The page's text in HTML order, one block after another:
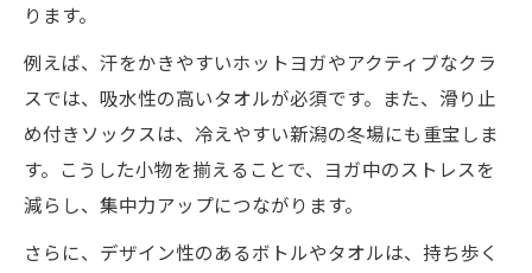
ります。
例えば、汗をかきやすいホットヨガやアクティブなクラ
スでは、吸水性の高いタオルが必須です。また、滑り止
め付きソックスは、冷えやすい新潟の冬場にも重宝しま
す。こうした小物を揃えることで、ヨガ中のストレスを
減らし、集中力アップにつながります。
さらに、デザイン性のあるボトルやタオルは、持ち歩く